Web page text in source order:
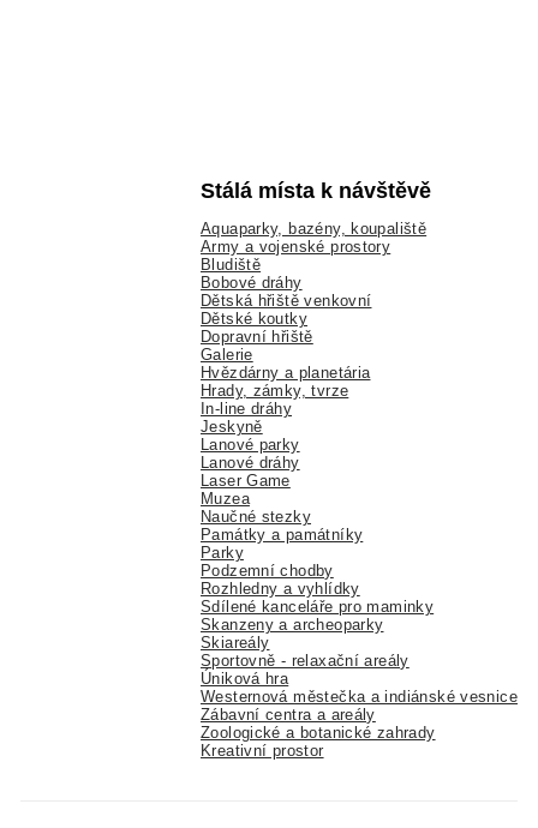
Stálá místa k návštěvě
Aquaparky, bazény, koupaliště
Army a vojenské prostory
Bludiště
Bobové dráhy
Dětská hřiště venkovní
Dětské koutky
Dopravní hřiště
Galerie
Hvězdárny a planetária
Hrady, zámky, tvrze
In-line dráhy
Jeskyně
Lanové parky
Lanové dráhy
Laser Game
Muzea
Naučné stezky
Památky a památníky
Parky
Podzemní chodby
Rozhledny a vyhlídky
Sdílené kanceláře pro maminky
Skanzeny a archeoparky
Skiareály
Sportovně - relaxační areály
Úniková hra
Westernová městečka a indiánské vesnice
Zábavní centra a areály
Zoologické a botanické zahrady
Kreativní prostor